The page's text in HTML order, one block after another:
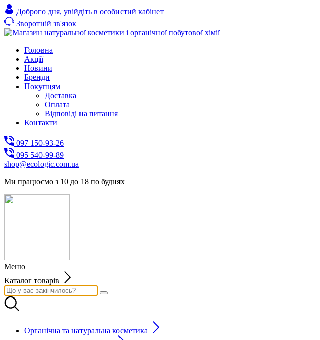
Доброго дня, увійдіть в особистий кабінет
Зворотній зв'язок
Головна
Акції
Новини
Бренди
Покупцям
Доставка
Оплата
Відповіді на питання
Контакти
097 150-93-26
095 540-99-89
shoр@ecologic.com.ua
Ми працюємо з 10 до 18 по буднях
Меню
Каталог товарів
Органічна та натуральна косметика